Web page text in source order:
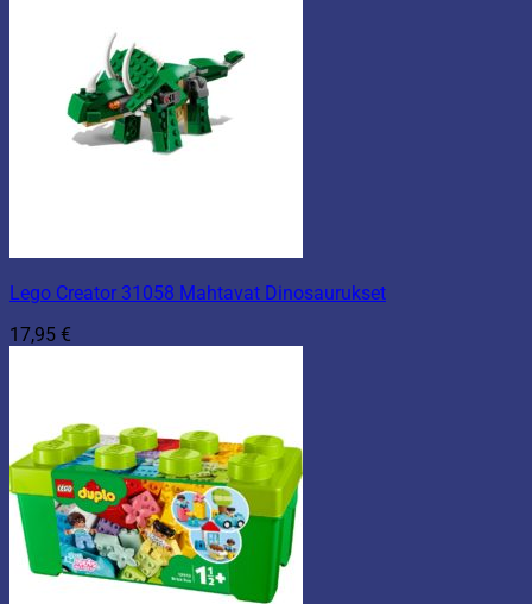
Lego Creator 31058 Mahtavat Dinosaurukset
17,95 €